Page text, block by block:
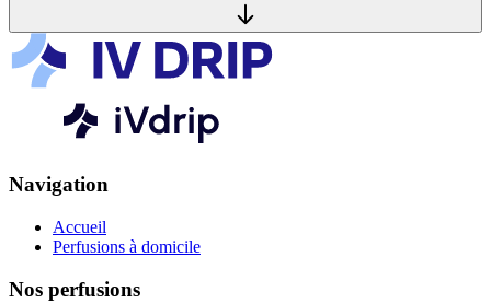
Navigation
Accueil
Perfusions à domicile
Nos perfusions